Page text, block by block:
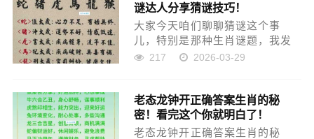
来的？ 刚入秋那阵子，我们村...
谜达人分享猜谜技巧！
大家今天咱们聊聊猜谜这个事
儿，特别是那种生肖谜题，我发
现很多人一看到这种题目就懵
肖哪个动物？”这问题一看就是那
种得拐个弯儿想的，不是直接能
对...
217 2026-03-29
老态龙钟开正确答案生肖的秘
密！看完这个你就明白了！
老态龙钟开正确答案生肖的秘